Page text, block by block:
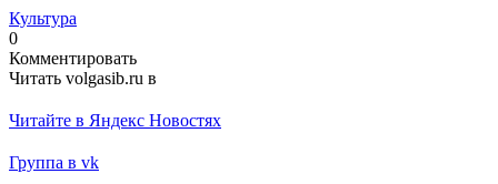
Культура
0
Комментировать
Читать volgasib.ru в
Читайте в Яндекс Новостях
Группа в vk